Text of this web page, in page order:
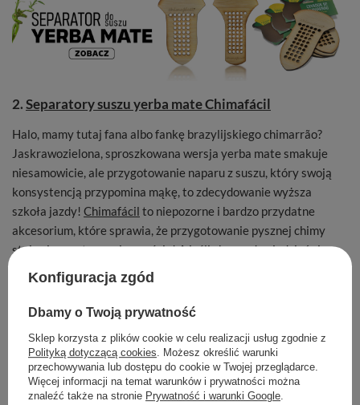
2.Separatory suszu yerba mate Chimafácil
Halo, mamy tutaj fana albo fankę brazylijskiego chimarrão?
Jaskrawozielona, sproszkowana wersja yerba mate smakuje
niesamowicie, ale przygotowanie naparu z suszu, który swoją
konsystencją przypomina mąkę, to zdecydowanie wyższa
szkoła jazdy! Chimafácil to niepozorne i bardzo przydatne
akcesorium, które sprawia, że przygotowanie pysznej chimy
staje się czystą przyjemnością! A jeśli chcesz dowiedzieć się
więcej na temat oryginalnej, brazylijskiej odmiany yerba mate,
koniecznie zajrzyj na naszego
Konfiguracja zgód
Dbamy o Twoją prywatność
Sklep korzysta z plików cookie w celu realizacji usług zgodnie z
Polityką dotyczącą cookies . Możesz określić warunki
przechowywania lub dostępu do cookie w Twojej przeglądarce.
Więcej informacji na temat warunków i prywatności można
znaleźć także na stronie Prywatność i warunki Google